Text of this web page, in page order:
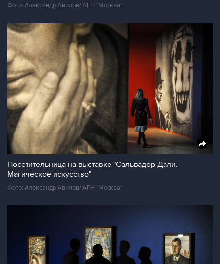
Фото: Александр Авилов/ АГН "Москва"
Посетительница на выставке "Сальвадор Дали.
Магическое искусство"
Фото: Александр Авилов/ АГН "Москва"